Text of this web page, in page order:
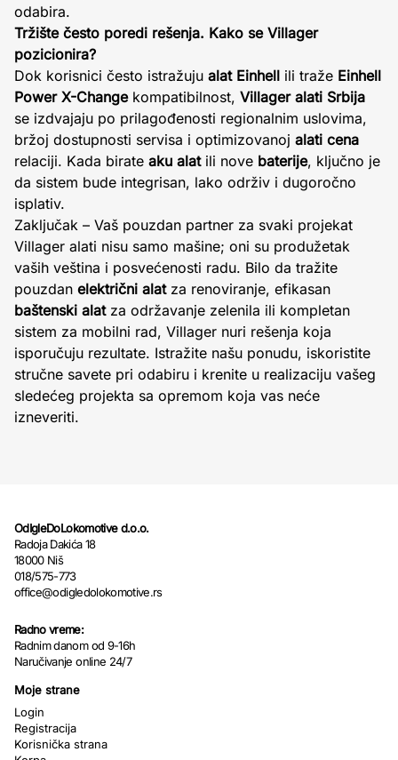
odabira.
Tržište često poredi rešenja. Kako se Villager
pozicionira?
Dok korisnici često istražuju alat Einhell ili traže Einhell
Power X-Changekompatibilnost, Villager alati Srbija
se izdvajaju po prilagođenosti regionalnim uslovima,
bržoj dostupnosti servisa i optimizovanoj alati cena
relaciji. Kada birate aku alatili nove baterije, ključno je
da sistem bude integrisan, lako održiv i dugoročno
isplativ.
Zaključak – Vaš pouzdan partner za svaki projekat
Villager alati nisu samo mašine; oni su produžetak
vaših veština i posvećenosti radu. Bilo da tražite
pouzdan električni alatza renoviranje, efikasan
baštenski alatza održavanje zelenila ili kompletan
sistem za mobilni rad, Villager nuri rešenja koja
isporučuju rezultate. Istražite našu ponudu, iskoristite
stručne savete pri odabiru i krenite u realizaciju vašeg
sledećeg projekta sa opremom koja vas neće
izneveriti.
OdIgleDoLokomotive d.o.o.
Radoja Dakića 18
18000 Niš
018/575-773
office@odigledolokomotive.rs
Radno vreme:
Radnim danom od 9-16h
Naručivanje online 24/7
Moje strane
Login
Registracija
Korisnička strana